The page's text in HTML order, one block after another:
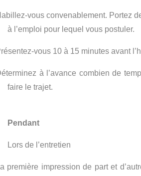
vous convenablement. Portez
à l’emploi pour lequel vous postuler.
vous 10 à 15 minutes avant
à l’avance combien de
faire le trajet.
Pendant
Lors de l’entretien
première impression de part et